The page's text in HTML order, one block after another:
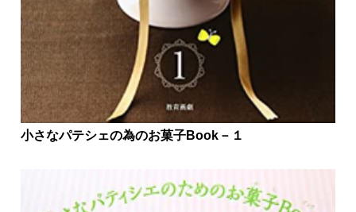
小さなパテシェの為のお菓子Book－１